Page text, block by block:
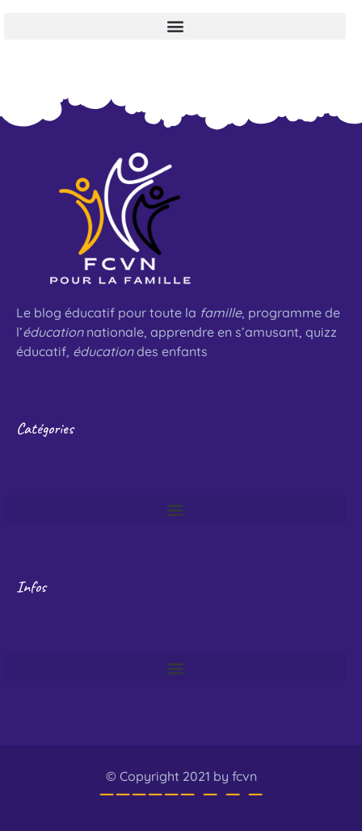
Le blog éducatif pour toute la famille, programme de
l’éducationnationale, apprendre en s’amusant, quizz
éducatif, éducationdes enfants
Catégories
Infos
© Copyright 2021 by fcvn